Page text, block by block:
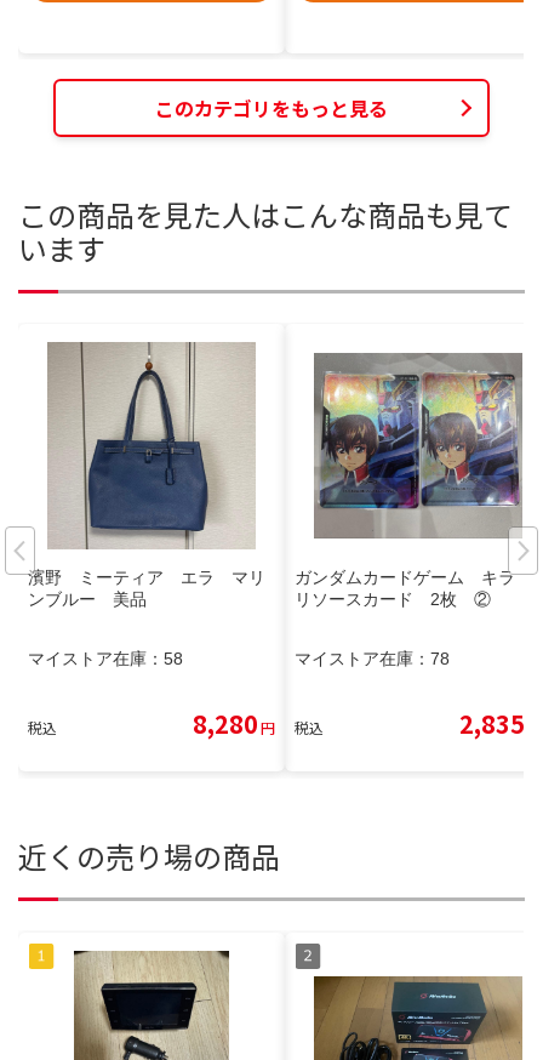
このカテゴリをもっと見る
この商品を見た人はこんな商品も見て
います
濱野 ミーティア エラ マリ
ンブルー 美品
マイストア在庫： 58
税込 8,280円
ガンダムカードゲーム キラ
リソースカード 2枚 ②
マイストア在庫： 78
税込 2,835
近くの売り場の商品